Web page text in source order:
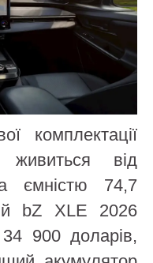
комплектації
від
ємністю 74,7
bZ XLE 2026
900 доларів,